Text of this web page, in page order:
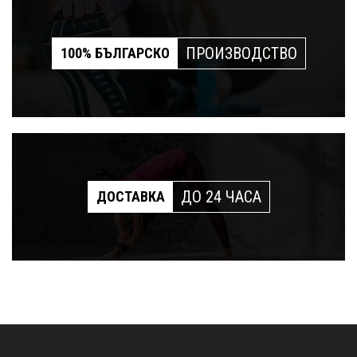
100% БЪЛГАРСКО ПРОИЗВОДСТВО
ДОСТАВКА ДО 24 ЧАСА